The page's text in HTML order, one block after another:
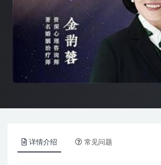
详情介绍 常见问题